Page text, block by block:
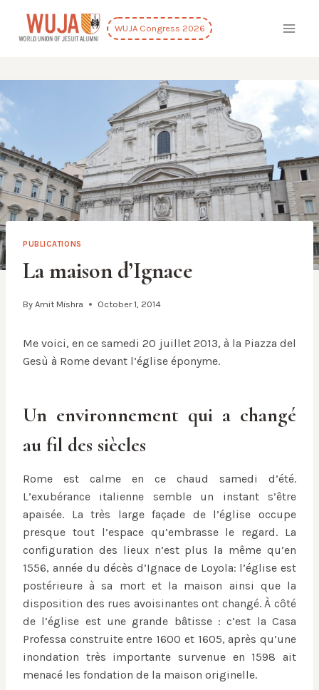
content
WUJA Congress 2026
PUBLICATIONS
La maison d’Ignace
By Amit Mishra October 1, 2014
Me voici, en ce samedi 20 juillet 2013, à la Piazza del
Gesù à Rome devant l’église éponyme.
Un environnement qui a changé
au fil des siècles
Rome est calme en ce chaud samedi d’été.
L’exubérance italienne semble un instant s’être
apaisée. La très large façade de l’église occupe
presque tout l’espace qu’embrasse le regard. La
configuration des lieux n’est plus la même qu’en
1556, année du décès d’Ignace de Loyola: l’église est
postérieure à sa mort et la maison ainsi que la
disposition des rues avoisinantes ont changé. À côté
de l’église est une grande bâtisse : c’est la Casa
Professa construite entre 1600 et 1605, après qu’une
inondation très importante survenue en 1598 ait
menacé les fondation de la maison originelle.